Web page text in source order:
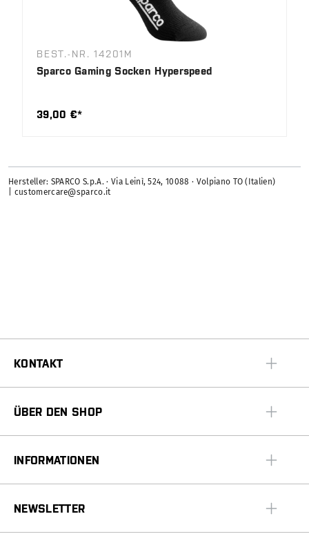
BEST.-NR. 14201M
Sparco Gaming Socken Hyperspeed
39,00 €*
Hersteller: SPARCO S.p.A. · Via Leinì, 524, 10088 · Volpiano TO (Italien)
| customercare@sparco.it
KONTAKT
ÜBER DEN SHOP
INFORMATIONEN
NEWSLETTER